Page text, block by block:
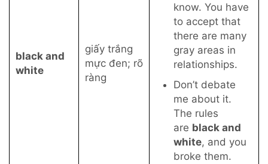
black and
white
giấy trắng
mực đen; rõ
ràng
know. You have
to accept that
there are many
gray areas in
relationships.
Don’t debate
me about it.
The rules
are black and
white, and you
broke them.